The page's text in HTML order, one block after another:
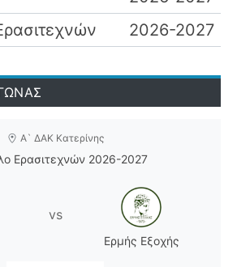
2026-2027
Α` ΔΑΚ Κατερίνης
Ερασιτεχνών 2026-2027
vs
Ερμής Εξοχής